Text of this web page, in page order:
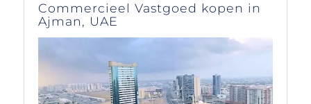
weekends or
evenings.
Commercieel Vastgoed kopen in
Ajman, UAE